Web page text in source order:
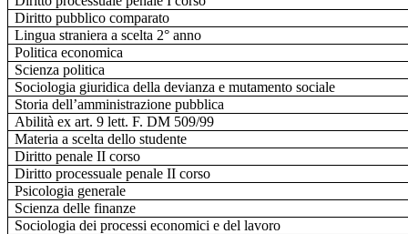
Diritto pubblico comparato
Lingua straniera a scelta 2° anno
Politica economica
Scienza politica
Sociologia giuridica della devianza e mutamento sociale
Storia dell’amministrazione pubblica
Abilità ex art. 9 lett. F. DM 509/99
Materia a scelta dello studente
Diritto penale II corso
Diritto processuale penale II corso
Psicologia generale
Scienza delle finanze
Sociologia dei processi economici e del lavoro